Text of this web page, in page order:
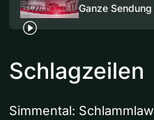
Ganze Sendung
Schlagzeilen
Simmental: